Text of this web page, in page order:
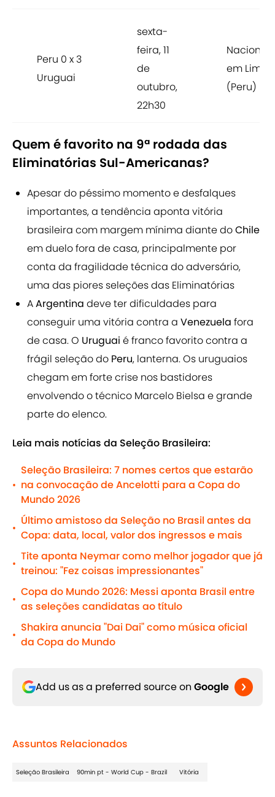
Peru 0 x 3
Uruguai
sexta-
feira, 11
de
outubro,
22h30
Nacional,
em Lima
(Peru)
Quem é favorito na 9ª rodada das
Eliminatórias Sul-Americanas?
Apesar do péssimo momento e desfalques
importantes, a tendência aponta vitória
brasileira com margem mínima diante doChile
em duelo fora de casa, principalmente por
conta da fragilidade técnica do adversário,
uma das piores seleções das Eliminatórias
AArgentina deve ter dificuldades para
conseguir uma vitória contra a Venezuela fora
de casa. O Uruguai é franco favorito contra a
frágil seleção do Peru, lanterna. Os uruguaios
chegam em forte crise nos bastidores
envolvendo o técnico Marcelo Bielsa e grande
parte do elenco.
Leia mais notícias da Seleção Brasileira:
•
Seleção Brasileira: 7 nomes certos que estarão
na convocação de Ancelotti para a Copa do
Mundo 2026
•
Último amistoso da Seleção no Brasil antes da
Copa: data, local, valor dos ingressos e mais
•
Tite aponta Neymar como melhor jogador que já
treinou: "Fez coisas impressionantes"
•
Copa do Mundo 2026: Messi aponta Brasil entre
as seleções candidatas ao título
•
Shakira anuncia "Dai Dai" como música oficial
da Copa do Mundo
Add us as a preferred source on Google
Assuntos Relacionados
Seleção Brasileira 90min pt - World Cup - Brazil Vitória